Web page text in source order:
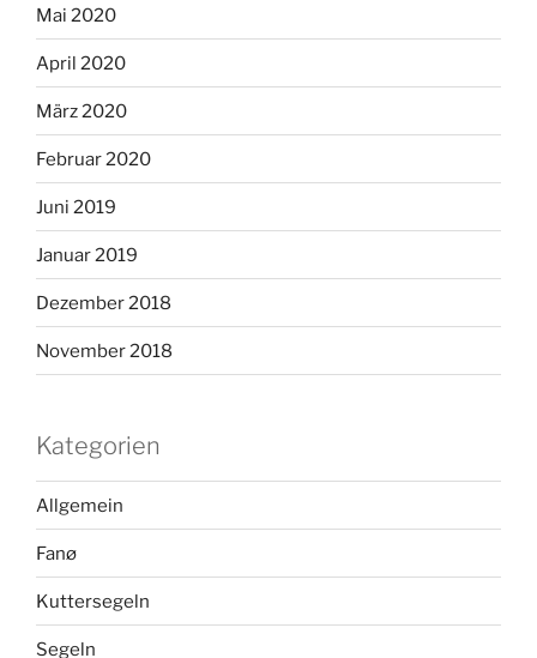
Mai 2020
April 2020
März 2020
Februar 2020
Juni 2019
Januar 2019
Dezember 2018
November 2018
Kategorien
Allgemein
Fanø
Kuttersegeln
Segeln